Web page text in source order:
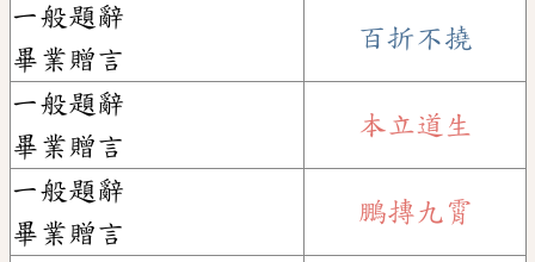
一般題辭
畢業贈言
百折不撓
一般題辭
畢業贈言
本立道生
一般題辭
畢業贈言
鵬摶九霄